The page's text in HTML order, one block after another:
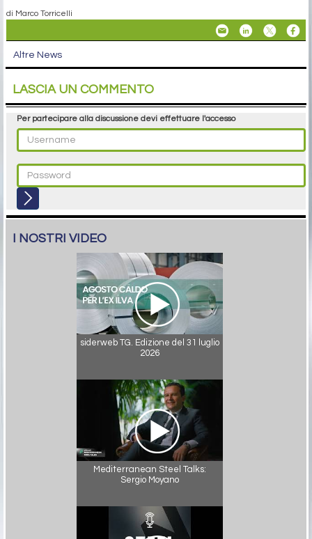
di Marco Torricelli
Altre News
LASCIA UN COMMENTO
Per partecipare alla discussione devi effettuare l'accesso
I NOSTRI VIDEO
siderweb TG. Edizione del 31 luglio
2026
Mediterranean Steel Talks:
Sergio Moyano